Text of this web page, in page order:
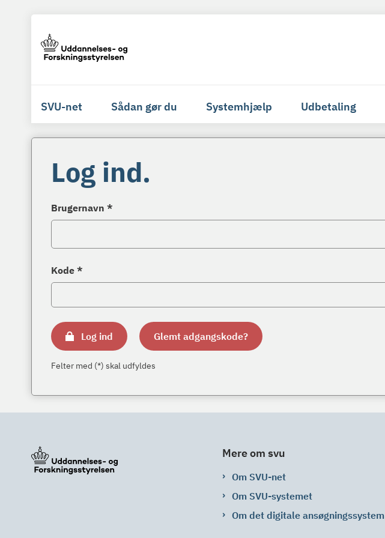
SVU-net Sådan gør du Systemhjælp Udbetaling
Log ind.
Brugernavn *
Kode *
Log ind Glemt adgangskode?
Felter med (*) skal udfyldes
Mere om svu
Om SVU-net
Om SVU-systemet
Om det digitale ansøgningssystem